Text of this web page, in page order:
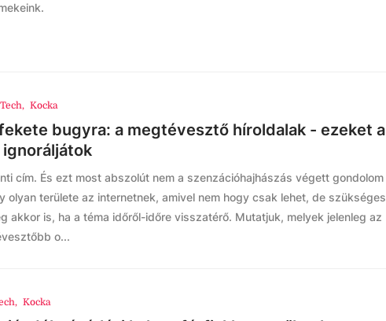
Tech, Kocka
bugyra: a megtévesztő híroldalak - ezeket a
cím. És ezt most abszolút nem a szenzációhajhászás végett gondolom
olyan területe az internetnek, amivel nem hogy csak lehet, de szükséges
akkor is, ha a téma időről-időre visszatérő. Mutatjuk, melyek jelenleg az
o...
, Kocka